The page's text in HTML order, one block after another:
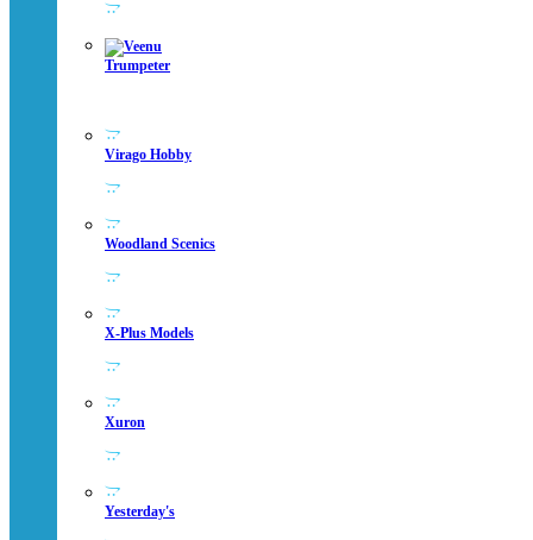
Trumpeter
Virago Hobby
Woodland Scenics
X-Plus Models
Xuron
Yesterday's